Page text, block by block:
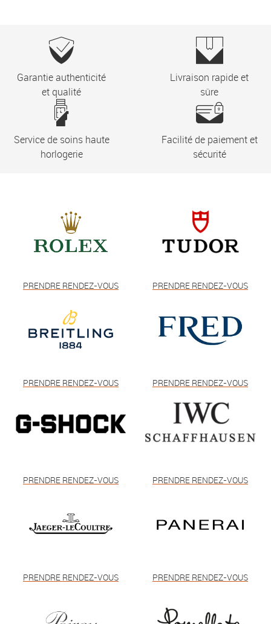
Garantie authenticité
et qualité
Livraison rapide et
sûre
Service de soins haute
horlogerie
Facilité de paiement et
sécurité
PRENDRE RENDEZ-VOUS PRENDRE RENDEZ-VOUS
PRENDRE RENDEZ-VOUS PRENDRE RENDEZ-VOUS
PRENDRE RENDEZ-VOUS PRENDRE RENDEZ-VOUS
PRENDRE RENDEZ-VOUS PRENDRE RENDEZ-VOUS